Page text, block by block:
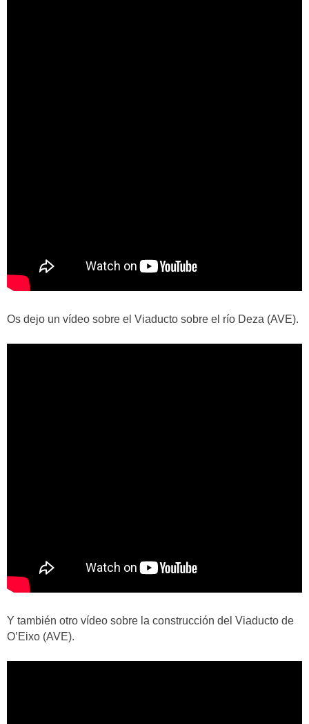
Os dejo un vídeo sobre el Viaducto sobre el río Deza (AVE).
Y también otro vídeo sobre la construcción del Viaducto de
O’Eixo (AVE).